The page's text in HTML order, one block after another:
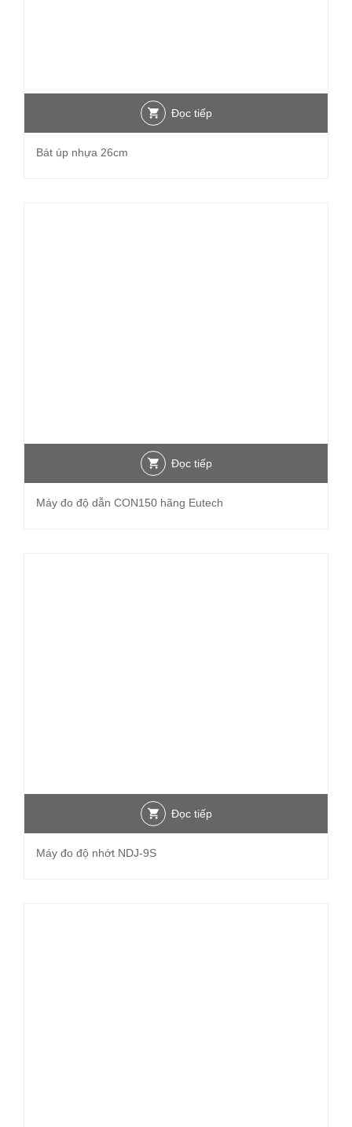
Đọc tiếp
Bát úp nhựa 26cm
Đọc tiếp
Máy đo độ dẫn CON150 hãng Eutech
Đọc tiếp
Máy đo độ nhớt NDJ-9S